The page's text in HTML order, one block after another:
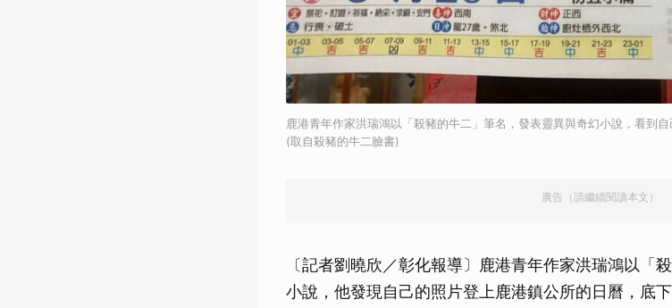
鹿港青年作家洪瑞鴻以「殺豬的牛二」筆名，發表靈異與奇幻小說，看到
(取自殺豬的牛二臉書)
廣告（請繼續閱讀本文）
〔記者劉曉欣／彰化報導〕鹿港青年作家洪瑞鴻以「
小說，他發現自己的照片登上鹿港鎮公所的日曆，底